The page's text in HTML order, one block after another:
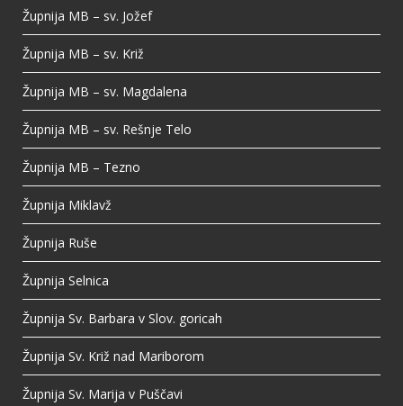
Župnija MB – sv. Jožef
Župnija MB – sv. Križ
Župnija MB – sv. Magdalena
Župnija MB – sv. Rešnje Telo
Župnija MB – Tezno
Župnija Miklavž
Župnija Ruše
Župnija Selnica
Župnija Sv. Barbara v Slov. goricah
Župnija Sv. Križ nad Mariborom
Župnija Sv. Marija v Puščavi